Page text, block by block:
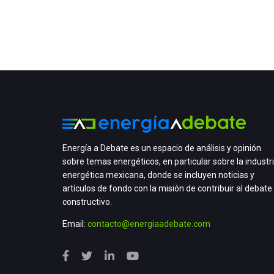
Energía a Debate es un espacio de análisis y opinión
sobre temas energéticos, en particular sobre la
energética mexicana, donde se incluyen noticias y
artículos de fondo con la misión de contribuir al debate
constructivo.
Email: contacto@energiaadebate.com